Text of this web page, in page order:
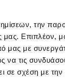
την
μας. Επιπλέον,
μας με
να τις
σε σχέση με